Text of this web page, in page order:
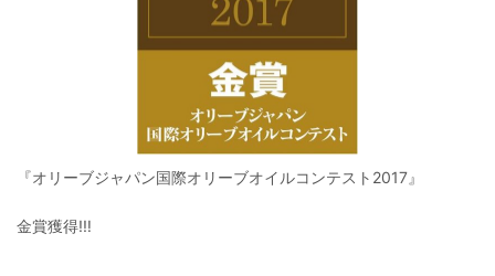
『オリーブジャパン国際オリーブオイルコンテスト2017』
金賞獲得!‼